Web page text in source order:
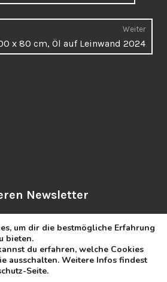
Weiter
x 80 cm, Öl auf Leinwand 2024
Newsletter
um dir die bestmögliche Erfahrung
bieten.
du erfahren, welche Cookies
ausschalten. Weitere Infos findest
Seite.